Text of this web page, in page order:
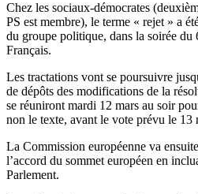
Chez les sociaux-démocrates
PS est membre), le terme « rejet » a
du groupe politique, dans la soirée du
Français.
Les tractations vont se poursuivre
de dépôts des modifications de la
se réuniront mardi 12 mars au soir
non le texte, avant le vote prévu le 13
La Commission européenne va
l’accord du sommet européen en
Parlement.